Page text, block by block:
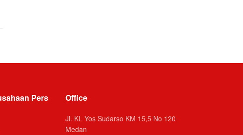
Pers
Office
Jl. KL Yos Sudarso KM 15,5 No 120
Medan